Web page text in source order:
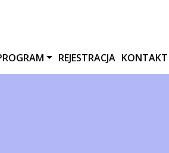
REJESTRACJA KONTAKT